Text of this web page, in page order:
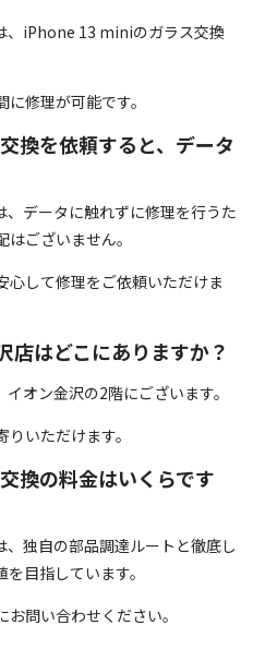
、iPhone 13 miniのガラス交換
修理が可能です。
換を依頼すると、データ
、データに触れずに修理を行うた
ございません。
心して修理をご依頼いただけま
店はどこにありますか？
オン金沢の2階にございます。
いただけます。
換の料金はいくらです
、独自の部品調達ルートと徹底し
目指しています。
問い合わせください。